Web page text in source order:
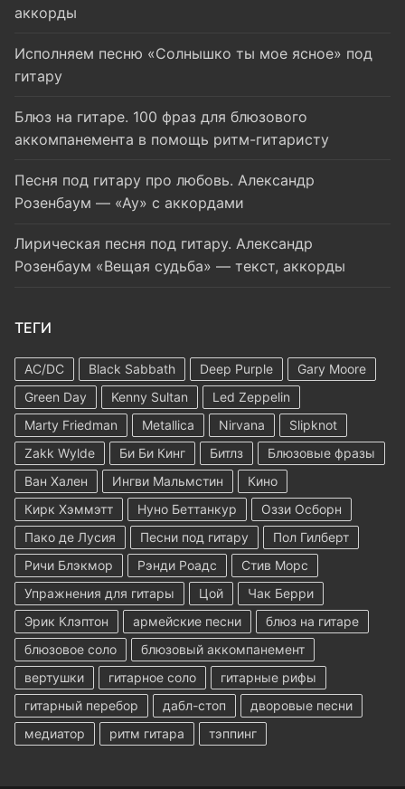
аккорды
Исполняем песню «Солнышко ты мое ясное» под
гитару
Блюз на гитаре. 100 фраз для блюзового
аккомпанемента в помощь ритм-гитаристу
Песня под гитару про любовь. Александр
Розенбаум — «Ау» с аккордами
Лирическая песня под гитару. Александр
Розенбаум «Вещая судьба» — текст, аккорды
ТЕГИ
AC/DC Black Sabbath Deep Purple
Gary Moore
Green Day
Kenny Sultan
Led Zeppelin
Marty Friedman
Metallica Nirvana
Slipknot
Zakk Wylde
Би Би Кинг Битлз
Блюзовые фразы
Ван Хален
Ингви Мальмстин
Кино
Кирк Хэммэтт
Нуно Беттанкур
Оззи Осборн
Пако де Лусия
Песни под гитару
Пол Гилберт
Ричи Блэкмор
Рэнди Роадс
Стив Морс
Упражнения для гитары
Цой
Чак Берри
Эрик Клэптон
армейские песни
блюз на гитаре
блюзовое соло
блюзовый аккомпанемент
вертушки
гитарное соло
гитарные рифы
гитарный перебор
дабл-стоп
дворовые песни
медиатор
ритм гитара тэппинг